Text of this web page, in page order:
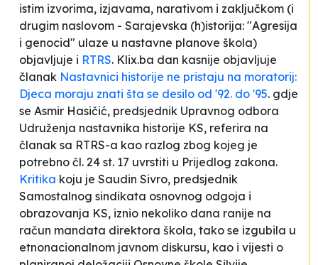
istim izvorima, izjavama, narativom i zaključkom (i
drugim naslovom - Sarajevska (h)istorija: "Agresija
i genocid" ulaze u nastavne planove škola)
objavljuje i RTRS. Klix.ba dan kasnije objavljuje
članak Nastavnici historije ne pristaju na moratorij:
Djeca moraju znati šta se desilo od '92. do '95. gdje
se Asmir Hasičić, predsjednik Upravnog odbora
Udruženja nastavnika historije KS, referira na
članak sa RTRS-a kao razlog zbog kojeg je
potrebno čl. 24 st. 17 uvrstiti u Prijedlog zakona.
Kritika koju je Saudin Sivro, predsjednik
Samostalnog sindikata osnovnog odgoja i
obrazovanja KS, iznio nekoliko dana ranije na
račun mandata direktora škola, tako se izgubila u
etnonacionalnom javnom diskursu, kao i vijesti o